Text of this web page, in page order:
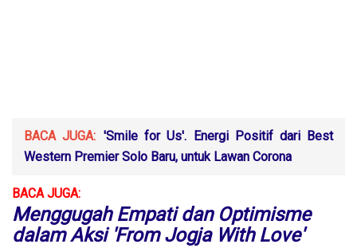
BACA JUGA: 'Smile for Us'. Energi Positif dari Best
Western Premier Solo Baru, untuk Lawan Corona
BACA JUGA:
Menggugah Empati dan Optimisme
dalam Aksi 'From Jogja With Love'